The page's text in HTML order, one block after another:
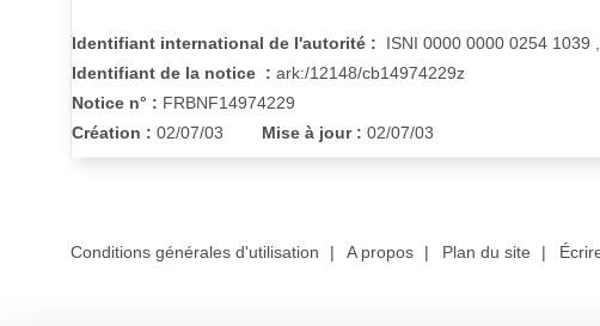
Identifiant international de l'autorité : ISNI 0000 0000 0254 1039 ,
Identifiant de la notice : ark:/12148/cb14974229z
Notice n° : FRBNF14974229
Création : 02/07/03 Mise à jour : 02/07/03
Conditions générales d'utilisation | A propos | Plan du site |